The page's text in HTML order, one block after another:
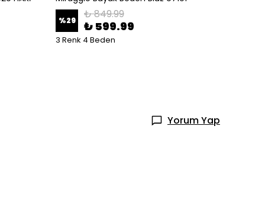
%29 ₺ 849.99
₺ 599.99
3 Renk 4 Beden
Yorum Yap